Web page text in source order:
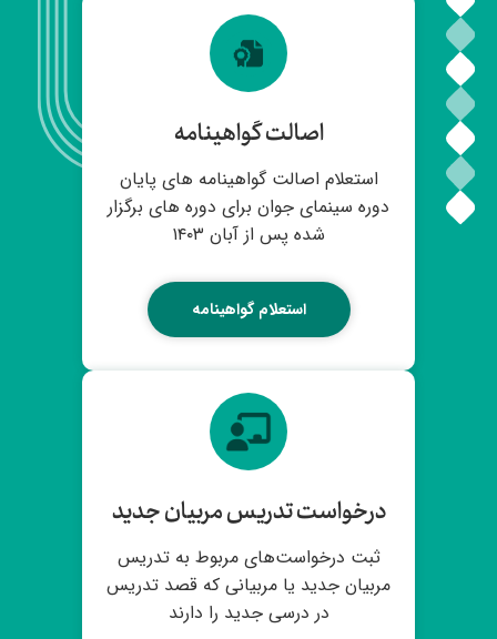
اصالت گواهینامه
استعلام اصالت گواهینامه های پایان
دوره سینمای جوان برای دوره های برگزار
شده پس از آبان ۱۴۰۳
استعلام گواهینامه
درخواست تدریس مربیان جدید
ثبت درخواست‌های مربوط به تدریس
مربیان جدید یا مربیانی که قصد تدریس
در درسی جدید را دارند